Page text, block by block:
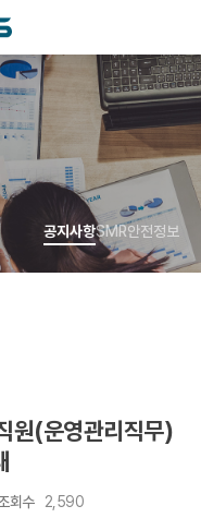
공지사항SMR안전정보
원(운영관리직무)
회수 2,590